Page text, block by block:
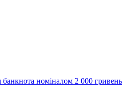
банкнота номіналом 2 000 гривень